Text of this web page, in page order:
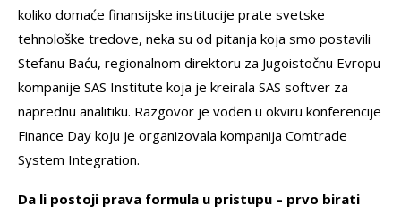
koliko domaće finansijske institucije prate svetske
tehnološke tredove, neka su od pitanja koja smo postavili
Stefanu Baću, regionalnom direktoru za Jugoistočnu Evropu
kompanije SAS Institute koja je kreirala SAS softver za
naprednu analitiku. Razgovor je vođen u okviru konferencije
Finance Day koju je organizovala kompanija Comtrade
System Integration.
Da li postoji prava formula u pristupu – prvo birati